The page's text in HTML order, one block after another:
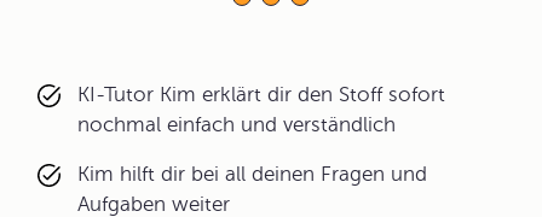
KI-Tutor Kim erklärt dir den Stoff sofort
nochmal einfach und verständlich
Kim hilft dir bei all deinen Fragen und
Aufgaben weiter